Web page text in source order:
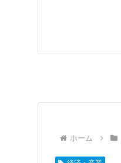
ホーム